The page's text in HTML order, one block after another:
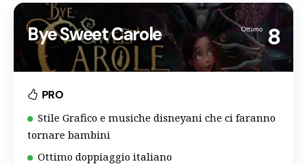
Bye Sweet Carole Ottimo 8
PRO
Stile Grafico e musiche disneyani che ci faranno
tornare bambini
Ottimo doppiaggio italiano